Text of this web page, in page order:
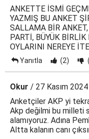
ANKETTE İSMİ
YAZMIŞ BU ANKET
SALLAMA BİR
PARTİ, BÜYÜK
OYLARINI NEREYE
Yanıtla (2)
Okur / 27 Kasım
Anketçiler AKP yi
Akp değilmi bu milleti
alamıyoruz. Adına
Altta kalanın canı